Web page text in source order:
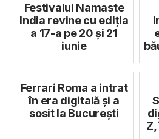
Festivalul Namaste
India revine cu ediția
a 17-a pe 20 și 21
iunie
Ferrari Roma a intrat
în era digitală și a
sosit la București